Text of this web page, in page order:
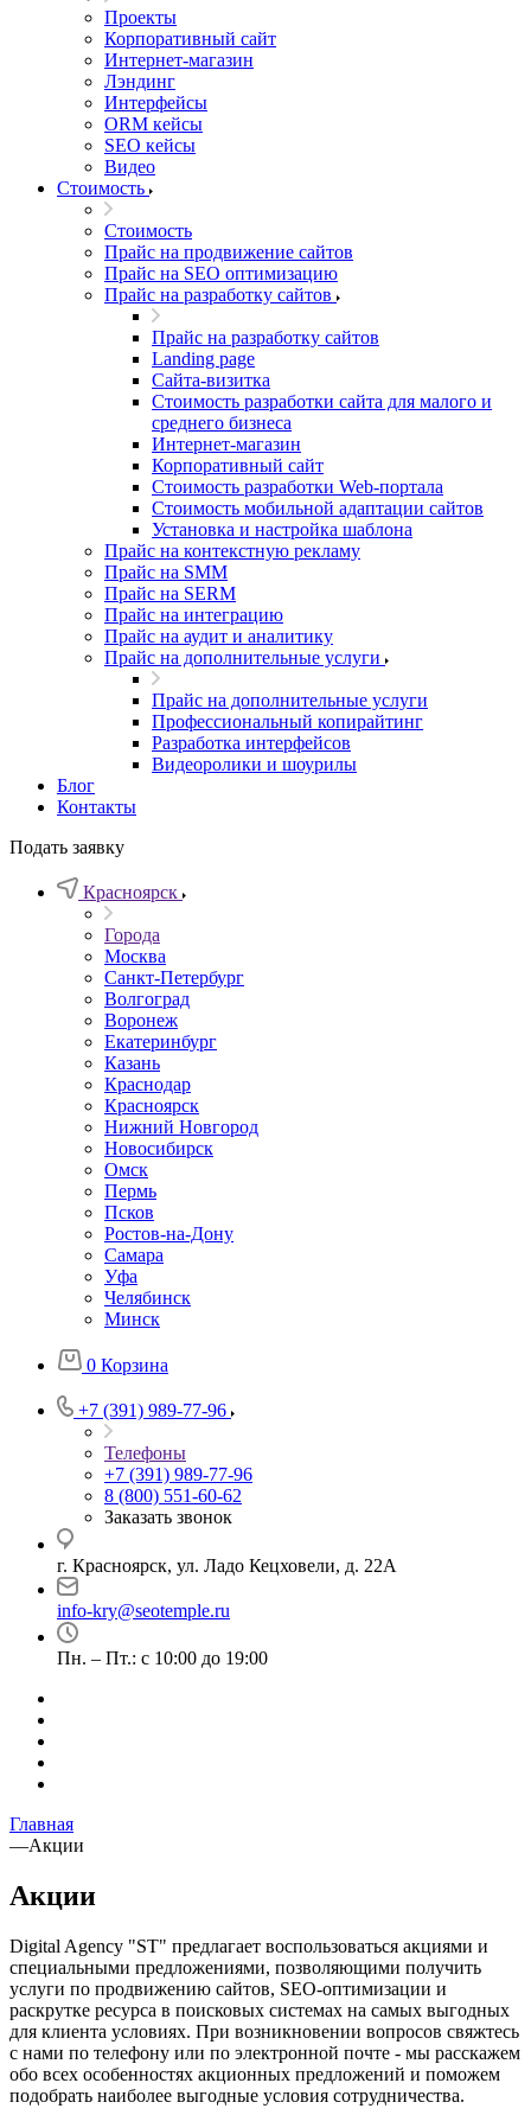
Проекты
Корпоративный сайт
Интернет-магазин
Лэндинг
Интерфейсы
ORM кейсы
SEO кейсы
Видео
Стоимость
Стоимость
Прайс на продвижение сайтов
Прайс на SEO оптимизацию
Прайс на разработку сайтов
Прайс на разработку сайтов
Landing page
Cайта-визитка
Стоимость разработки сайта для малого и
среднего бизнеса
Интернет-магазин
Корпоративный сайт
Стоимость разработки Web-портала
Стоимость мобильной адаптации сайтов
Установка и настройка шаблона
Прайс на контекстную рекламу
Прайс на SMM
Прайс на SERM
Прайс на интеграцию
Прайс на аудит и аналитику
Прайс на дополнительные услуги
Прайс на дополнительные услуги
Профессиональный копирайтинг
Разработка интерфейсов
Видеоролики и шоурилы
Блог
Контакты
Подать заявку
Красноярск
Города
Москва
Санкт-Петербург
Волгоград
Воронеж
Екатеринбург
Казань
Краснодар
Красноярск
Нижний Новгород
Новосибирск
Омск
Пермь
Псков
Ростов-на-Дону
Самара
Уфа
Челябинск
Минск
0 Корзина
+7 (391) 989-77-96
Телефоны
+7 (391) 989-77-96
8 (800) 551-60-62
Заказать звонок
г. Красноярск, ул. Ладо Кецховели, д. 22А
info-kry@seotemple.ru
Пн. – Пт.: с 10:00 до 19:00
Главная
—Акции
Акции
Digital Agency "ST" предлагает воспользоваться акциями и
специальными предложениями, позволяющими получить
услуги по продвижению сайтов, SEO-оптимизации и
раскрутке ресурса в поисковых системах на самых выгодных
для клиента условиях. При возникновении вопросов свяжтесь
с нами по телефону или по электронной почте - мы расскажем
обо всех особенностях акционных предложений и поможем
подобрать наиболее выгодные условия сотрудничества.